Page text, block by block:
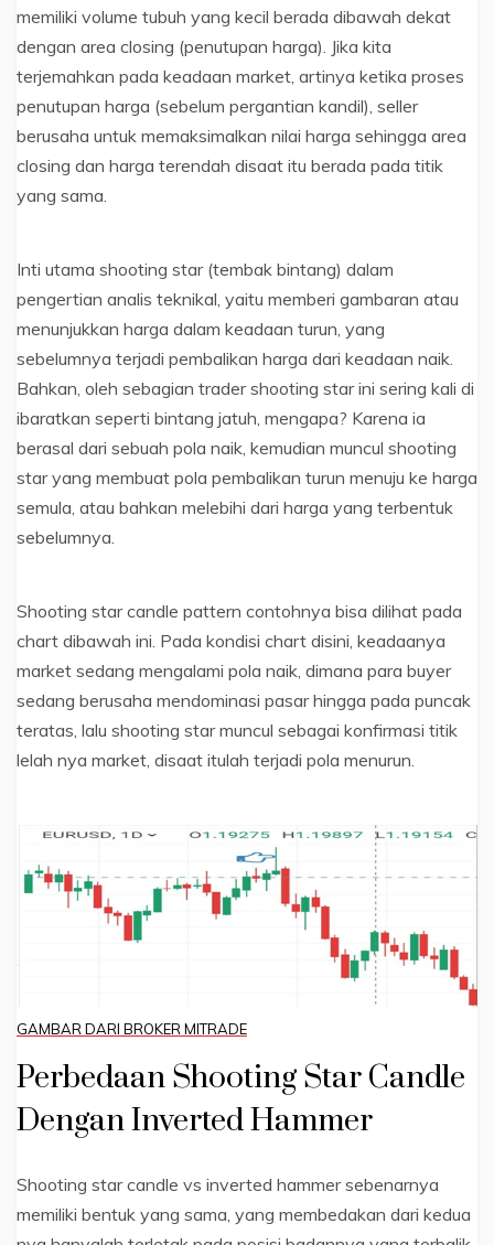
memiliki volume tubuh yang kecil berada dibawah dekat
dengan area closing (penutupan harga). Jika kita
terjemahkan pada keadaan market, artinya ketika proses
penutupan harga (sebelum pergantian kandil), seller
berusaha untuk memaksimalkan nilai harga sehingga area
closing dan harga terendah disaat itu berada pada titik
yang sama.
Inti utama shooting star (tembak bintang) dalam
pengertian analis teknikal, yaitu memberi gambaran atau
menunjukkan harga dalam keadaan turun, yang
sebelumnya terjadi pembalikan harga dari keadaan naik.
Bahkan, oleh sebagian trader shooting star ini sering kali di
ibaratkan seperti bintang jatuh, mengapa? Karena ia
berasal dari sebuah pola naik, kemudian muncul shooting
star yang membuat pola pembalikan turun menuju ke harga
semula, atau bahkan melebihi dari harga yang terbentuk
sebelumnya.
Shooting star candle pattern contohnya bisa dilihat pada
chart dibawah ini. Pada kondisi chart disini, keadaanya
market sedang mengalami pola naik, dimana para buyer
sedang berusaha mendominasi pasar hingga pada puncak
teratas, lalu shooting star muncul sebagai konfirmasi titik
lelah nya market, disaat itulah terjadi pola menurun.
GAMBAR DARI BROKER MITRADE
Perbedaan Shooting Star Candle
Dengan Inverted Hammer
Shooting star candle vs inverted hammer sebenarnya
memiliki bentuk yang sama, yang membedakan dari kedua